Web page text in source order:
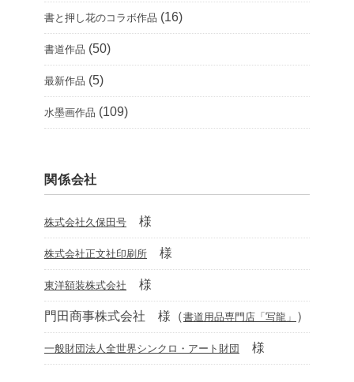
書と押し花のコラボ作品 (16)
書道作品 (50)
最新作品 (5)
水墨画作品 (109)
関係会社
株式会社久保田号 様
株式会社正文社印刷所 様
東洋額装株式会社 様
門田商事株式会社 様（書道用品専門店「写龍」 ）
一般財団法人全世界シンクロ・アート財団 様